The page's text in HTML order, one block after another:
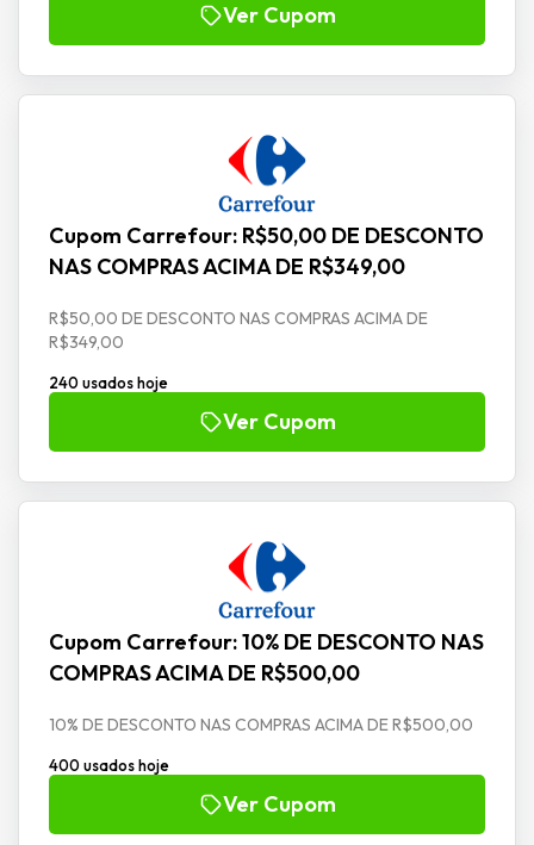
Ver Cupom
Cupom Carrefour: R$50,00 DE DESCONTO
NAS COMPRAS ACIMA DE R$349,00
R$50,00 DE DESCONTO NAS COMPRAS ACIMA DE
R$349,00
240 usados hoje
Ver Cupom
Cupom Carrefour: 10% DE DESCONTO NAS
COMPRAS ACIMA DE R$500,00
10% DE DESCONTO NAS COMPRAS ACIMA DE R$500,00
400 usados hoje
Ver Cupom